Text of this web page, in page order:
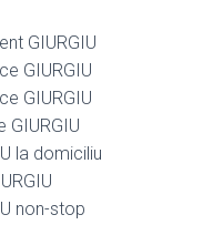
GIURGIU
GIURGIU
GIURGIU
GIURGIU
la domiciliu
non-stop